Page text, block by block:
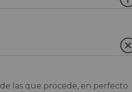
las que procede, en perfecto